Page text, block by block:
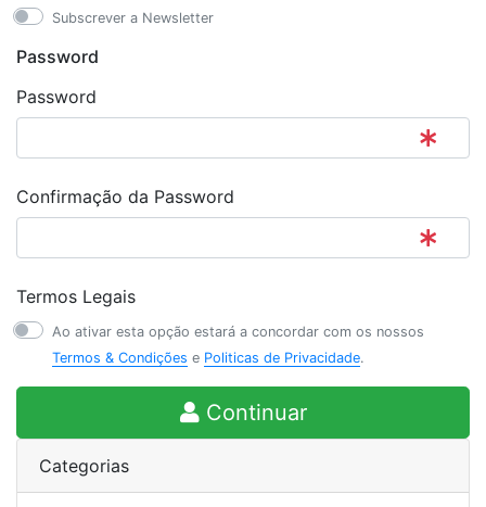
Subscrever a Newsletter
Password
Password
Confirmação da Password
Termos Legais
Ao ativar esta opção estará a concordar com os nossos
Termos & Condições e Politicas de Privacidade.
Continuar
Categorias